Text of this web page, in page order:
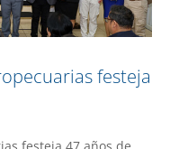
festeja